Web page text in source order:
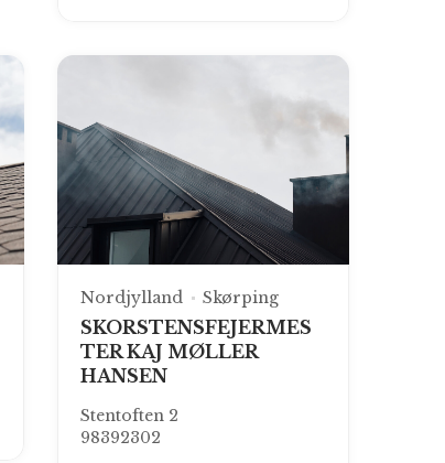
Nordjylland Skørping
SKORSTENSFEJERMES
TER KAJ MØLLER
HANSEN
Stentoften 2
98392302